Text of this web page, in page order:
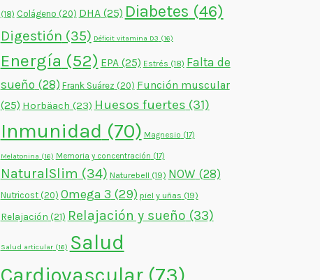
(18) Colágeno (20) DHA(25) Diabetes (46)
Digestión (35) Déficit vitamina D3 (16)
Energía (52) EPA(25) Estrés (18) Falta de
sueño (28) Frank Suárez (20) Función muscular
(25) Horbäach (23) Huesos fuertes (31)
Inmunidad (70) Magnesio (17)
Melatonina (16) Memoria y concentración (17)
NaturalSlim (34) Naturebell (19) NOW (28)
Nutricost(20) Omega 3 (29) piel y uñas (19)
Relajación (21) Relajación y sueño (33)
Salud articular(16) Salud
Cardiovascular(73)